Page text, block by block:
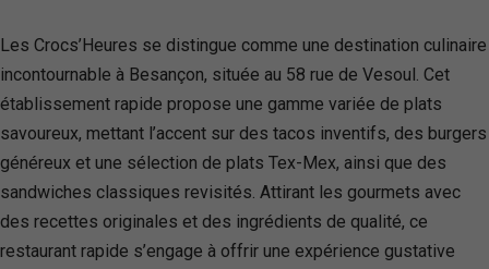
Les Crocs’Heures se distingue comme une destination culinaire
incontournable à Besançon, située au 58 rue de Vesoul. Cet
établissement rapide propose une gamme variée de plats
savoureux, mettant l’accent sur des tacos inventifs, des burgers
généreux et une sélection de plats Tex-Mex, ainsi que des
sandwiches classiques revisités. Attirant les gourmets avec
des recettes originales et des ingrédients de qualité, ce
restaurant rapide s’engage à offrir une expérience gustative